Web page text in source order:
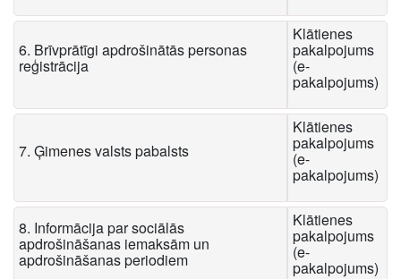
6. Brīvprātīgi apdrošinātās personas
reģistrācija
Klātienes
pakalpojums
(e-
pakalpojums)
7. Ģimenes valsts pabalsts
Klātienes
pakalpojums
(e-
pakalpojums)
8. Informācija par sociālās
apdrošināšanas iemaksām un
apdrošināšanas periodiem
Klātienes
pakalpojums
(e-
pakalpojums)